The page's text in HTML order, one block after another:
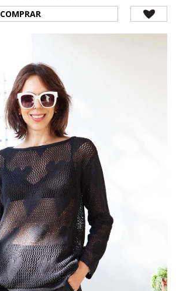
COMPRAR